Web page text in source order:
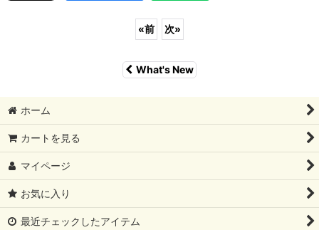
«前 次»
What's New
ホーム
カートを見る
マイページ
お気に入り
最近チェックしたアイテム